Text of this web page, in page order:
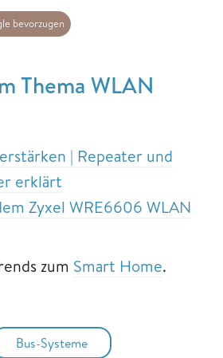
bevorzugen
Thema WLAN
| Repeater und
erklärt
Zyxel WRE6606 WLAN
zum Smart Home.
Bus-Systeme